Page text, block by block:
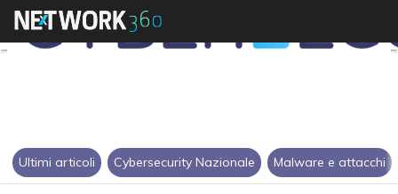
Ultimi articoli Cybersecurity Nazionale Malware e attacchi